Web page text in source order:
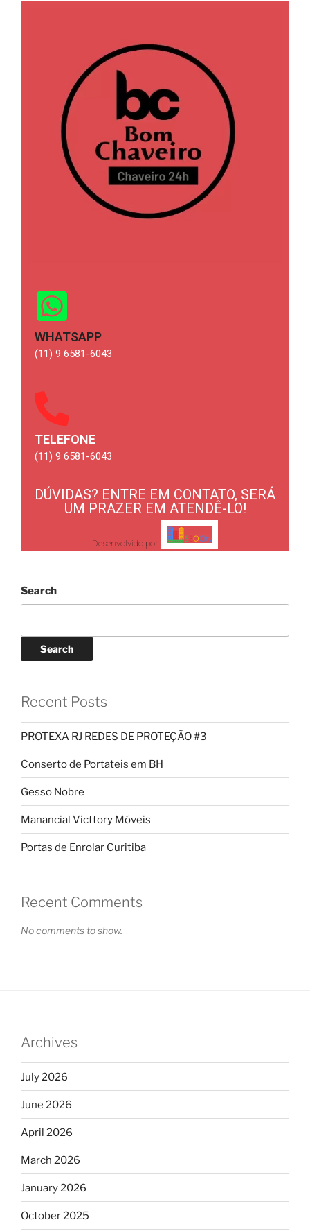
WHATSAPP
(11) 9 6581-6043
TELEFONE
(11) 9 6581-6043
DÚVIDAS? ENTRE EM CONTATO, SERÁ
UM PRAZER EM ATENDÊ-LO!
Desenvolvido por:
Search
Search
Recent Posts
PROTEXA RJ REDES DE PROTEÇÃO #3
Conserto de Portateis em BH
Gesso Nobre
Manancial Victtory Móveis
Portas de Enrolar Curitiba
Recent Comments
No comments to show.
Archives
July 2026
June 2026
April 2026
March 2026
January 2026
October 2025